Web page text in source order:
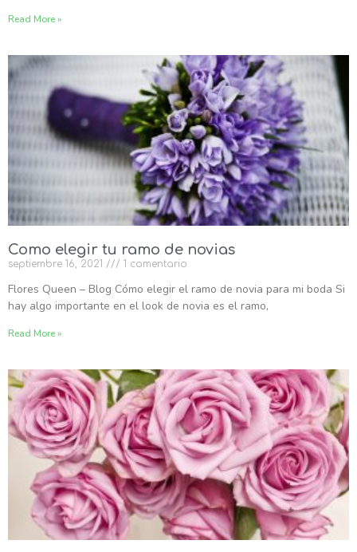
Read More »
Como elegir tu ramo de novias
septiembre 16, 2021 1 comentario
Flores Queen – Blog Cómo elegir el ramo de novia para mi boda Si
hay algo importante en el look de novia es el ramo,
Read More »